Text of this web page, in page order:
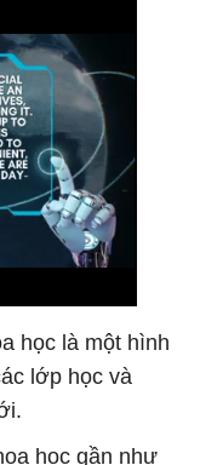
học là một hình
lớp học và
học gần như